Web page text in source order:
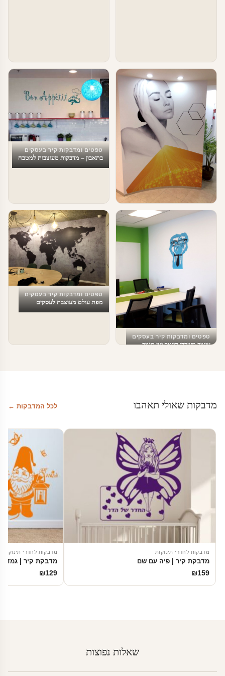
טפטים ומדבקות קיר בעסקים
מדבקות טפט לעסקים
טפטים ומדבקות קיר בעסקים
בתאבון – מדבקות מעוצבות למטבח
טפטים ומדבקות קיר בעסקים
עיצוב משרדי הייטק יען מגניב
טפטים ומדבקות קיר בעסקים
מפת עולם מעוצבת לעסקים
מדבקות שאולי תאהבו לכל המדבקות ←
מדבקות לחדרי תינוקות
מדבקת קיר | פיה עם שם
₪159
מדבקות לחדרי תינוקות
מדבקת קיר | גמד
₪129
שאלות נפוצות